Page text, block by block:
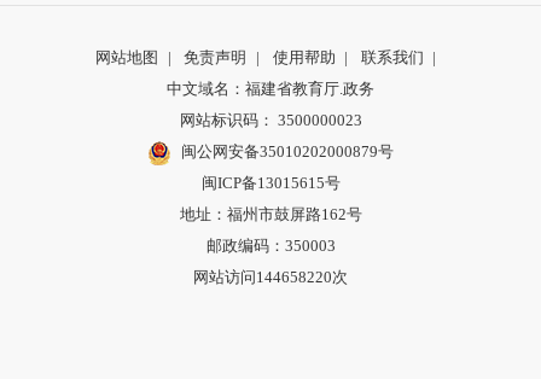
网站地图 | 免责声明 | 使用帮助 | 联系我们 |
中文域名：福建省教育厅.政务
网站标识码： 3500000023
闽公网安备35010202000879号
闽ICP备13015615号
地址：福州市鼓屏路162号
邮政编码：350003
网站访问144658220次